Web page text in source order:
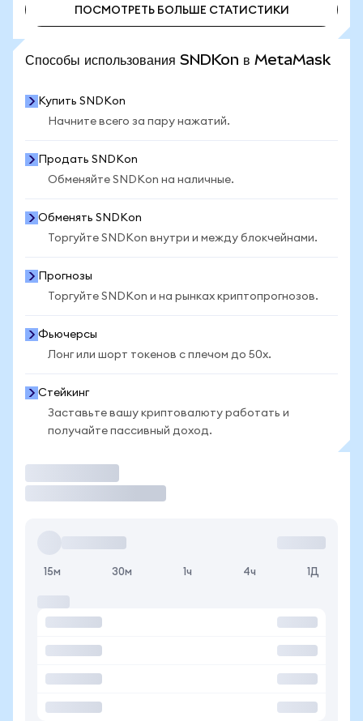
ПОСМОТРЕТЬ БОЛЬШЕ СТАТИСТИКИ
Способы использования SNDKon в MetaMask
Купить SNDKon
Начните всего за пару нажатий.
Продать SNDKon
Обменяйте SNDKon на наличные.
Обменять SNDKon
Торгуйте SNDKon внутри и между блокчейнами.
Прогнозы
Торгуйте SNDKon и на рынках криптопрогнозов.
Фьючерсы
Лонг или шорт токенов с плечом до 50x.
Стейкинг
Заставьте вашу криптовалюту работать и
получайте пассивный доход.
15м 30м 1ч 4ч 1Д